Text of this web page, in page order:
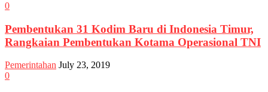
0
Pembentukan 31 Kodim Baru di Indonesia Timur,
Rangkaian Pembentukan Kotama Operasional TNI
Pemerintahan July 23, 2019
0